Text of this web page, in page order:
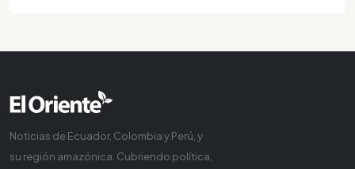
Noticias de Ecuador, Colombia y Perú, y
su región amazónica. Cubriendo política,